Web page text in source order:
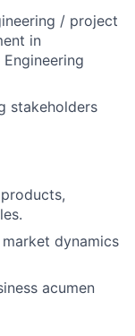
/ project
in
stakeholders
dynamics
acumen